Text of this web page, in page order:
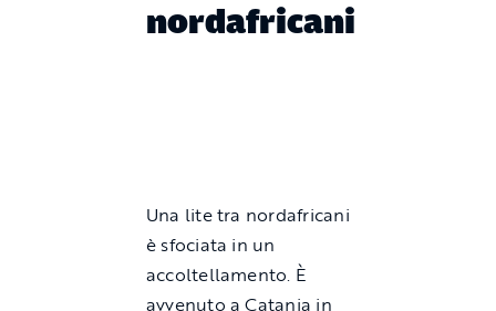
nordafricani
Una lite tra nordafricani
è sfociata in un
accoltellamento. È
avvenuto a Catania in